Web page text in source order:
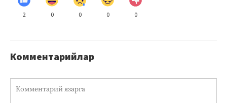
2 0 0 0 0
Комментарийлар